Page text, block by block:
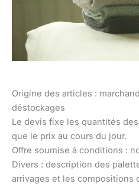
Origine des articles :
déstockages
Le devis fixe les quantités
que le prix au cours du jour.
Offre soumise à conditions :
Divers : description des
arrivages et les compositions